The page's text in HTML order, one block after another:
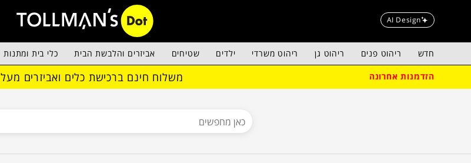
AI Design
חדש ריהוט פנים ריהוט גן ריהוט משרדי ילדים שטיחים אביזרים והלבשת הבית כלי בית ומתנות
הזדמנות אחרונה משלוח חינם ברכישת כלים ואביזרים מעל